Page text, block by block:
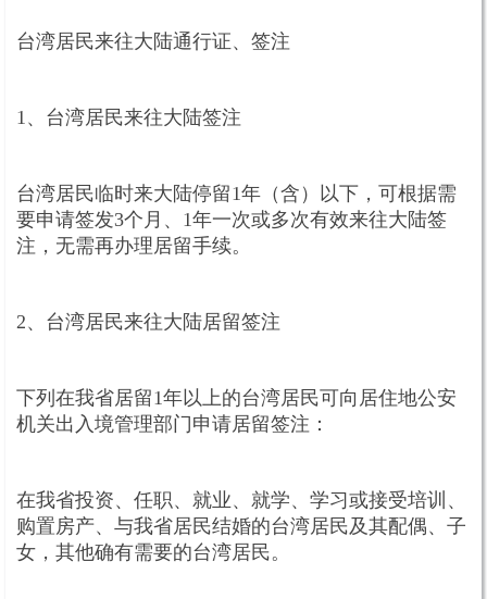
台湾居民来往大陆通行证、签注
1、台湾居民来往大陆签注
台湾居民临时来大陆停留1年（含）以下，可根据需
要申请签发3个月、1年一次或多次有效来往大陆签
注，无需再办理居留手续。
2、台湾居民来往大陆居留签注
下列在我省居留1年以上的台湾居民可向居住地公安
机关出入境管理部门申请居留签注：
在我省投资、任职、就业、就学、学习或接受培训、
购置房产、与我省居民结婚的台湾居民及其配偶、子
女，其他确有需要的台湾居民。